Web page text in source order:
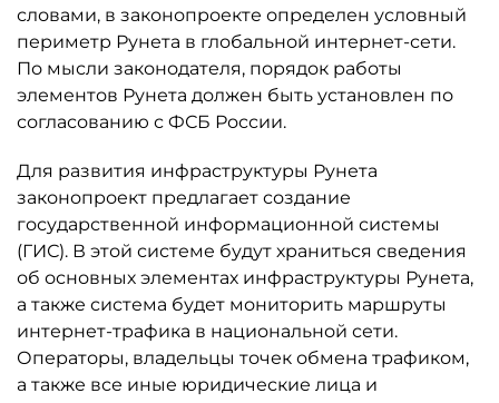
словами, в законопроекте определен условный
периметр Рунета в глобальной интернет-сети.
По мысли законодателя, порядок работы
элементов Рунета должен быть установлен по
согласованию с ФСБ России.
Для развития инфраструктуры Рунета
законопроект предлагает создание
государственной информационной системы
(ГИС). В этой системе будут храниться сведения
об основных элементах инфраструктуры Рунета,
а также система будет мониторить маршруты
интернет-трафика в национальной сети.
Операторы, владельцы точек обмена трафиком,
а также все иные юридические лица и